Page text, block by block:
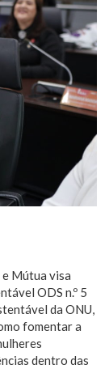
Mútua visa
ODS n.º 5
da ONU,
fomentar a
dentro das